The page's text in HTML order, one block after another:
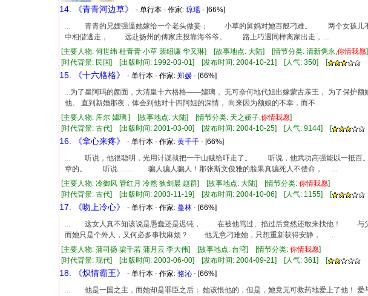
14. 《青青河边草》 - 单行本 - 作家: 琼瑶 - [66%]
... 青青的兄嫂强逼她嫁给一个老头做妾； 小草的舅妈对她百般刁难。 两个女孩儿
中相偕逃走， 远赴扬州的傅家庄投靠海爷爷。 路上巧遇同样离家出走， ...
[主要人物: 何世纬 杜青青 小草 裴绍谦 华又琳] [故事地点: 大陆] [情节分类: 清新隽永,你情我愿
[时代背景: 民国] [出版时间: 1992-03-01] [发布时间: 2004-10-21] [人气: 350] [
15. 《十六格格》 - 单行本 - 作家: 郑媛 - [66%]
...为了皇阿玛的颜面，大清皇十六格格——嫿璃， 无可奈何地代姐出嫁蒙古亲王， 为了保护额
他。 直到新婚那夜，体会到他对十四阿姐的深情， 向来因为额娘的不幸，而不...
[主要人物: 库尔 嫿璃 ] [故事地点: 大陆] [情节分类: 天之娇子,你情我愿]
[时代背景: 古代] [出版时间: 2001-03-00] [发布时间: 2004-10-25] [人气: 9144] [
16. 《拿心来疼》 - 单行本 - 作家: 黄千千 - [66%]
... 听说，他很聪明，光用计谋就把一干山贼给吓走了。 听说，他武功高强能以一抵
章的。 听说…… 骗人骗人骗人！那张斯文俊雅的脸果真骗死人不偿命， ...
[主要人物: 冷御风 管红月 冷然 狄剑晨 赵群] [故事地点: 大陆] [情节分类: 你情我愿]
[时代背景: 古代] [出版时间: 2003-11-19] [发布时间: 2004-10-06] [人气: 1155] [
17. 《吻上冷心》 - 单行本 - 作家: 蔓林 - [66%]
... 这女人真不知该说是愚蠢还是迟钝， 在被他骂过、掐过后竟然还敢来找他！ 与
而她只是个外人，又何必多事找麻烦？ 他无意刁难她，只想重新获得安静， ...
[主要人物: 蒲司扬 梁千若 蒲月云 李大伟] [故事地点: 台湾] [情节分类: 你情我愿]
[时代背景: 现代] [出版时间: 2003-06-00] [发布时间: 2004-09-21] [人气: 361] [
18. 《炽情霸王》 - 单行本 - 作家: 骆沁 - [66%]
... 他是一国之主，而她却是罪臣之后； 她该恨他的，但是，她竟无可救药地爱上了他！ 爱